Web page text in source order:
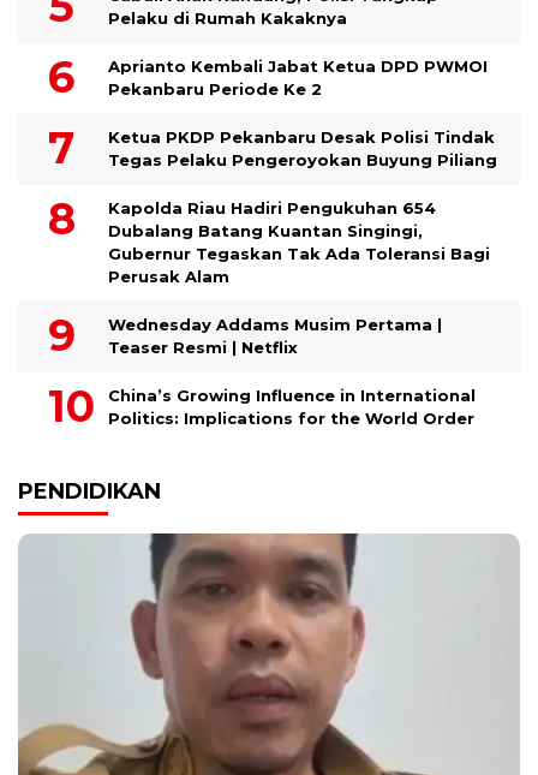
Pelaku di Rumah Kakaknya
Aprianto Kembali Jabat Ketua DPD PWMOI
Pekanbaru Periode Ke 2
Ketua PKDP Pekanbaru Desak Polisi Tindak
Tegas Pelaku Pengeroyokan Buyung Piliang
Kapolda Riau Hadiri Pengukuhan 654
Dubalang Batang Kuantan Singingi,
Gubernur Tegaskan Tak Ada Toleransi Bagi
Perusak Alam
Wednesday Addams Musim Pertama |
Teaser Resmi | Netflix
China’s Growing Influence in International
Politics: Implications for the World Order
PENDIDIKAN